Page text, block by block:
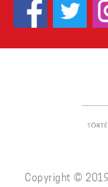
Copyright © 2019